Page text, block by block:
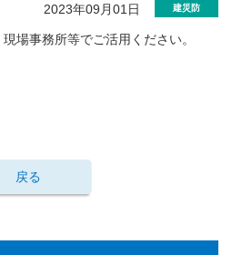
2023年09月01日 建災防
場事務所等でご活用ください。
戻る